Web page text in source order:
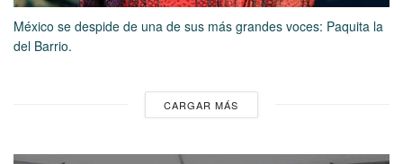
México se despide de una de sus más grandes voces: Paquita la
del Barrio.
CARGAR MÁS